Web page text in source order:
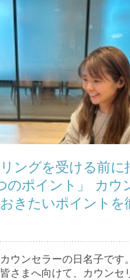
ングを受ける前に
のポイント」 カウ
きたいポイントを
ウンセラーの日名子です
さまへ向けて、カウンセ